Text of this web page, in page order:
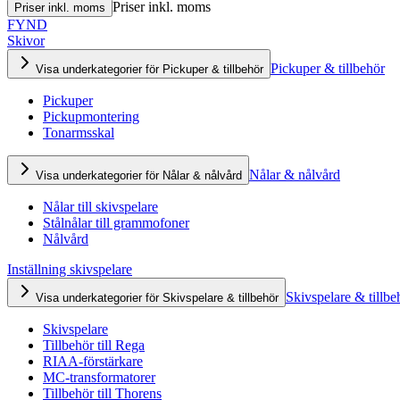
Priser inkl. moms Priser inkl. moms
FYND
Skivor
Visa underkategorier för Pickuper & tillbehör Pickuper & tillbehör
Pickuper
Pickupmontering
Tonarmsskal
Visa underkategorier för Nålar & nålvård Nålar & nålvård
Nålar till skivspelare
Stålnålar till grammofoner
Nålvård
Inställning skivspelare
Visa underkategorier för Skivspelare & tillbehör Skivspelare &
Skivspelare
Tillbehör till Rega
RIAA-förstärkare
MC-transformatorer
Tillbehör till Thorens